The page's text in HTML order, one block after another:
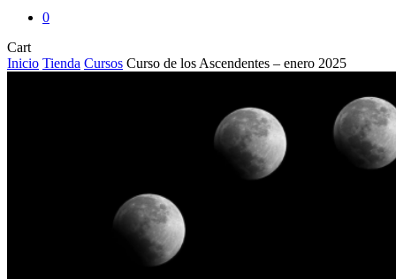
0
CartClose
Cart
Inicio Tienda Cursos Curso de los Ascendentes – enero 2025